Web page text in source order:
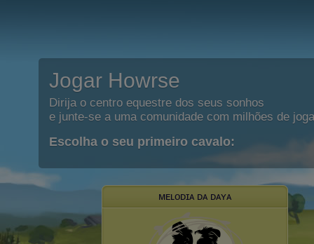
Jogar Howrse
Dirija o centro equestre dos seus sonhos
e junte-se a uma comunidade com milhões de
Escolha o seu primeiro cavalo:
ᴍᴇʟoᴅɪᴀ ᴅᴀ ᴅᴀʏᴀ